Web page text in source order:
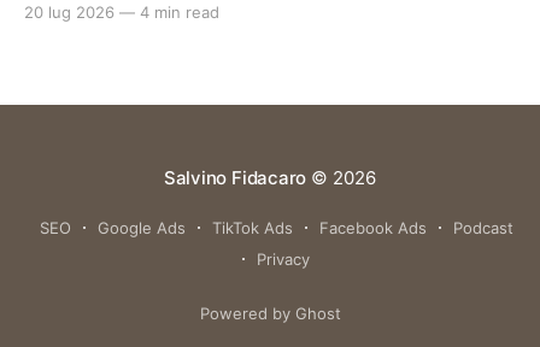
enterprise.
20 lug 2026 — 4 min read
Salvino Fidacaro © 2026
SEO Google Ads TikTok Ads Facebook Ads
Podcast
Privacy
Powered by Ghost